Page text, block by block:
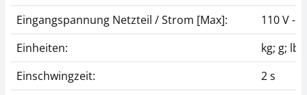
CHF 38,70
CHF 41,83 inkl. Mwst.
Eingangspannung Netzteil / Strom [Max]:
110 V -
Einheiten:
kg; g; lb;
Einschwingzeit:
2 s